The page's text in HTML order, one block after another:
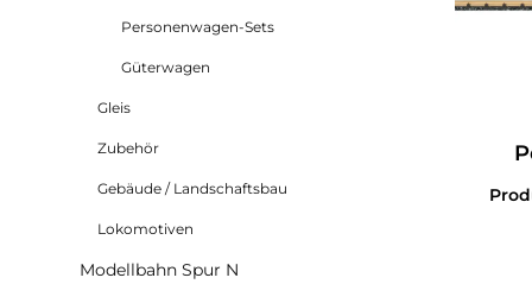
Personenwagen-Sets
Güterwagen
Gleis
Zubehör
Gebäude / Landschaftsbau
Lokomotiven
Modellbahn Spur N